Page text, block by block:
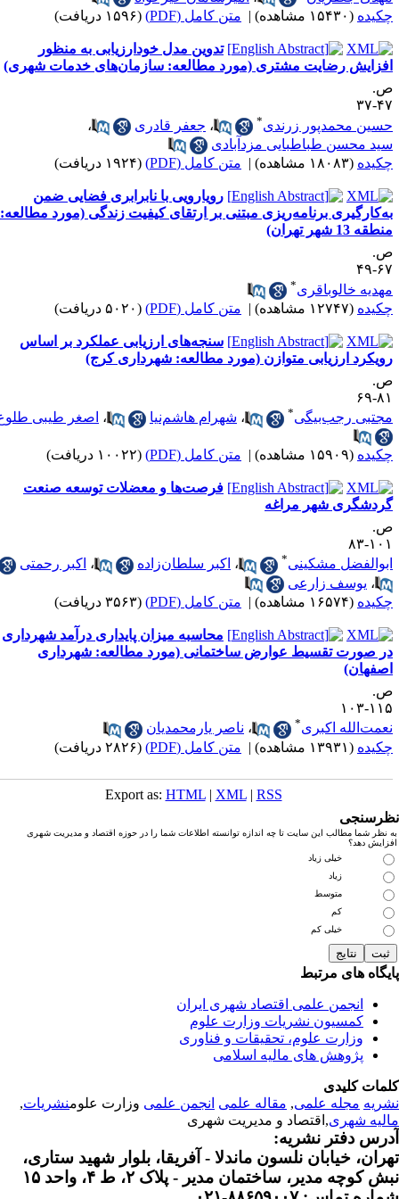
(۱۵۴۳۰ مشاهده) | متن کامل (PDF) (۱۵۹۶ دریافت)
تدوین مدل خودارزیابی به منظور
رضایت مشتری (مورد مطالعه: سازمان‌های خدمات شهری)
۳۷
محمدپور زرندی
،جعفر قادری
،
محسن طباطبایی مزدآبادی
(۱۸۰۸۳ مشاهده) | متن کامل (PDF) (۱۹۲۴ دریافت)
رویارویی با نابرابری فضایی ضمن
برنامه‌ریزی مبتنی بر ارتقای کیفیت زندگی (مورد مطالعه:
13 شهر تهران)
۴۹
خالوباقری
(۱۲۷۴۷ مشاهده) | متن کامل (PDF) (۵۰۲۰ دریافت)
سنجه‌های ارزیابی عملکرد بر اساس
ارزیابی متوازن (مورد مطالعه: شهرداری کرج)
۶۹
رجب‌بیگی
،شهرام هاشم‌نیا ،اصغر طیبی طلوع
(۱۵۹۰۹ مشاهده) | متن کامل (PDF) (۱۰۰۲۲ دریافت)
فرصت‌ها و معضلات توسعه صنعت
شهر مراغه
۸۳
مشکینی
،اکبر سلطان‌زاده ،اکبر رحمتی
،یوسف زارعی
(۱۶۵۷۴ مشاهده) | متن کامل (PDF) (۳۵۶۳ دریافت)
محاسبه میزان پایداری درآمد شهرداری
صورت تقسیط عوارض ساختمانی (مورد مطالعه: شهرداری
۱۰۳
اکبری
،ناصر یارمحمدیان
(۱۳۹۳۱ مشاهده) | متن کامل (PDF) (۲۸۲۶ دریافت)
Export as:HTML |XML|RSS
نظر شما مطالب این سایت تا چه اندازه توانسته اطلاعات شما را در حوزه اقتصاد و مدیریت شهری
دهد؟
خیلی زیاد
زیاد
متوسط
خیلی کم
های مرتبط
انجمن علمی اقتصاد شهری ایران
کمسیون نشریات وزارت علوم
وزارت علوم، تحقیقات و فناوری
پژوهش های مالیه اسلامی
کلیدی
مجله علمی, مقاله علمی انجمن علمیوزارت علومنشریات,
شهری ,اقتصاد و مدیریت شهری
دفتر نشریه:
خیابان نلسون ماندلا - آفریقا، بلوار شهید ستاری،
کوچه مدیر، ساختمان مدیر - پلاک ۲، ط ۴، واحد ۱۵